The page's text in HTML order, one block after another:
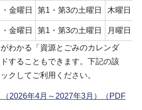
金曜日 第1・第3の土曜日 木曜日
金曜日 第1・第3の土曜日 月曜日
わかる「資源とごみのカレンダ
することもできます。下記の該
クしてご利用ください。
2026年4月～2027年3月）（PDF